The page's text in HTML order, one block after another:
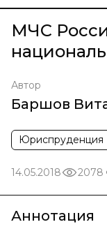
МЧС
Автор
Баршов
Юриспруденция
14.05.2018 2078
Аннотация